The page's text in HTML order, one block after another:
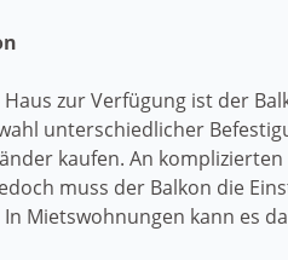
zur Verfügung ist der
unterschiedlicher
kaufen. An
muss der Balkon die
Mietswohnungen kann es